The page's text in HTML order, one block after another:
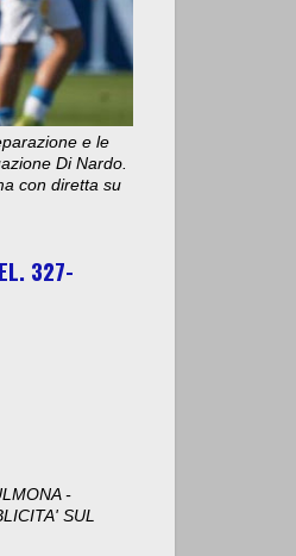
e le
Di Nardo.
con diretta su
327-
-
SUL